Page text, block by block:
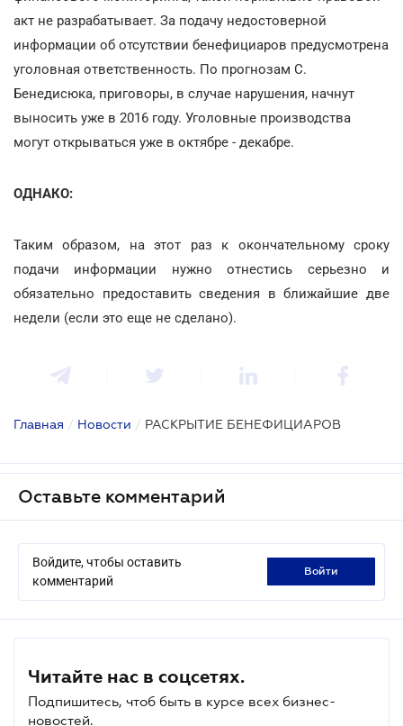
акт не разрабатывает. За подачу недостоверной
информации об отсутствии бенефициаров предусмотрена
уголовная ответственность. По прогнозам С.
Бенедисюка, приговоры, в случае нарушения, начнут
выносить уже в 2016 году. Уголовные производства
могут открываться уже в октябре - декабре.
ОДНАКО:
Таким образом, на этот раз к окончательному сроку
подачи информации нужно отнестись серьезно и
обязательно предоставить сведения в ближайшие две
недели (если это еще не сделано).
Главная / Новости / РАСКРЫТИЕ БЕНЕФИЦИАРОВ
Оставьте комментарий
Войдите, чтобы оставить
комментарий
войти
Читайте нас в соцсетях.
Подпишитесь, чтоб быть в курсе всех бизнес-
новостей.